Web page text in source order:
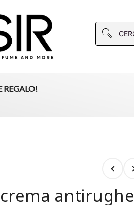
i profumi e la parafarmacia
REGALO!
antirughe